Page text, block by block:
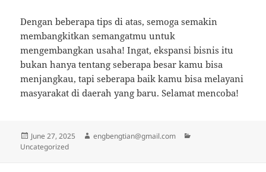
Dengan beberapa tips di atas, semoga semakin
membangkitkan semangatmu untuk
mengembangkan usaha! Ingat, ekspansi bisnis itu
bukan hanya tentang seberapa besar kamu bisa
menjangkau, tapi seberapa baik kamu bisa melayani
masyarakat di daerah yang baru. Selamat mencoba!
Posted
on
June 27, 2025 Author
engbengtian@gmail.com
Uncategorized